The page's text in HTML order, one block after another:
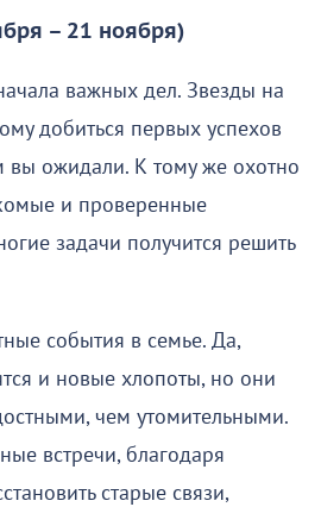
– 21 ноября)
важных дел. Звезды на
добиться первых успехов
вы ожидали. К тому же охотно
и проверенные
задачи получится решить
события в семье. Да,
и новые хлопоты, но они
чем утомительными.
встречи, благодаря
старые связи,